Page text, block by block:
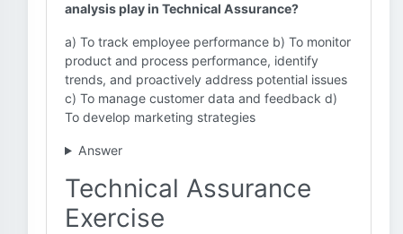
analysis play in Technical Assurance?
a) To track employee performance b) To monitor
product and process performance, identify
trends, and proactively address potential issues
c) To manage customer data and feedback d)
To develop marketing strategies
Answer
Technical Assurance
Exercise